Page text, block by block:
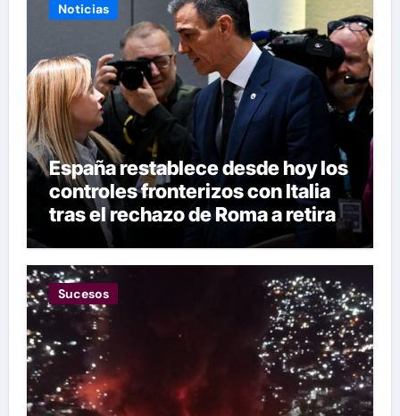
Noticias
España restablece desde hoy los
controles fronterizos con Italia
tras el rechazo de Roma a retirar
las restricciones
Sucesos